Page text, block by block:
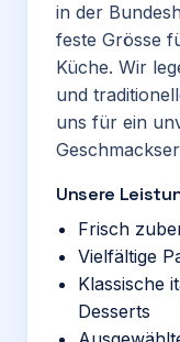
in der
feste Grösse
Küche. Wir
und
uns für ein
Unsere
Frisch
Vielfältige
Klassische
Desserts